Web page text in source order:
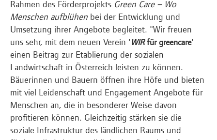
Rahmen des Förderprojekts Green Care – Wo
Menschen aufblühen bei der Entwicklung und
Umsetzung ihrer Angebote begleitet. "Wir freuen
uns sehr, mit dem neuen Verein 'WIRfür greencare'
einen Beitrag zur Etablierung der sozialen
Landwirtschaft in Österreich leisten zu können.
Bäuerinnen und Bauern öffnen ihre Höfe und bieten
mit viel Leidenschaft und Engagement Angebote für
Menschen an, die in besonderer Weise davon
profitieren können. Gleichzeitig stärken sie die
soziale Infrastruktur des ländlichen Raums und